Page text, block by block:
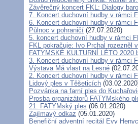
Závěrečný koncert FKL: Dialogy
7. Koncert duchovní hudby v rámci
6. Koncert duchovní hudby v rámci
Půlnoc v pohraničí (27.07.2020)
5. koncert duchovní hudby v rámci
FKL pokračuje: Ivo Prchal rozezněl
FATYMSKÉ KULTURNÍ LÉTO 2020
3. Koncert duchovní hudby v rámci
Výstava Má vlast na Lesné
2. Koncert duchovní hudby v rámci
Lidový ples v Těšeticích
Pozvánka na farní ples do
Prosba organizátorů FATYMského
21. FATYMský ples (06.01.2020)
Zajímavý odkaz (05.01.2020)
Benefiční adventní recitál Evy